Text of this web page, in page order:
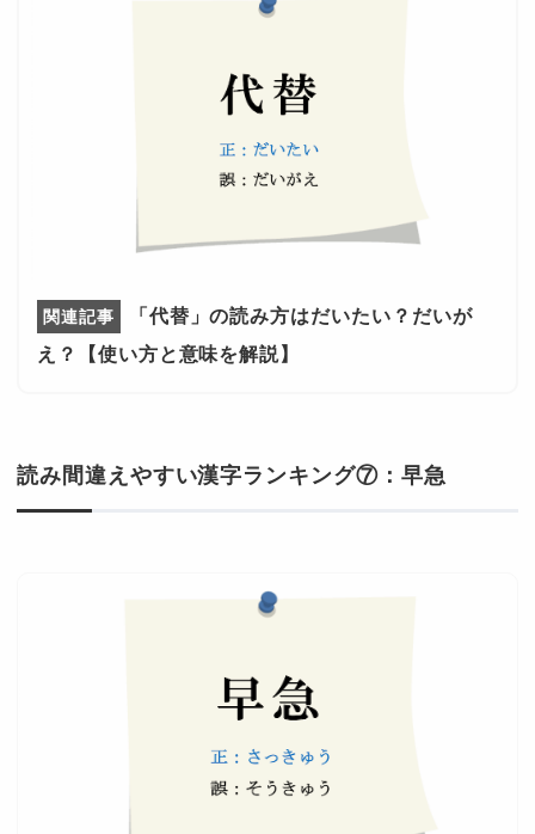
「代替」の読み方はだいたい？だいが
え？【使い方と意味を解説】
読み間違えやすい漢字ランキング⑦：早急